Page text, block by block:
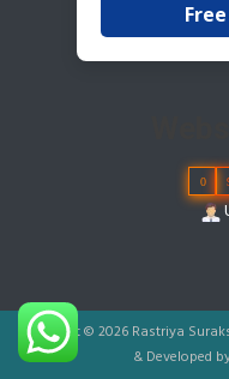
0
Copyright © 2026 Rastriya
& Developed